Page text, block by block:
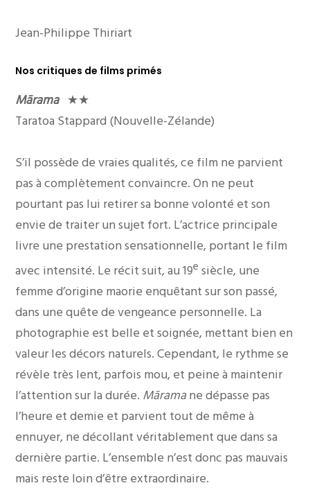
Jean-Philippe Thiriart
Nos critiques de films primés
Mārama★★
Taratoa Stappard (Nouvelle-Zélande)
S’il possède de vraies qualités, ce film ne parvient
pas à complètement convaincre. On ne peut
pourtant pas lui retirer sa bonne volonté et son
envie de traiter un sujet fort. L’actrice principale
livre une prestation sensationnelle, portant le film
avec intensité. Le récit suit, au 19e siècle, une
femme d’origine maorie enquêtant sur son passé,
dans une quête de vengeance personnelle. La
photographie est belle et soignée, mettant bien en
valeur les décors naturels. Cependant, le rythme se
révèle très lent, parfois mou, et peine à maintenir
l’attention sur la durée. Māramane dépasse pas
l’heure et demie et parvient tout de même à
ennuyer, ne décollant véritablement que dans sa
dernière partie. L’ensemble n’est donc pas mauvais
mais reste loin d’être extraordinaire.